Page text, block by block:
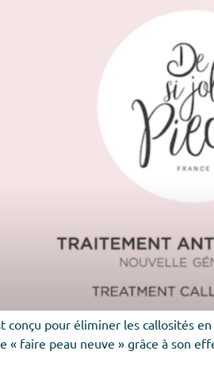
conçu pour éliminer les callosités
« faire peau neuve » grâce à son